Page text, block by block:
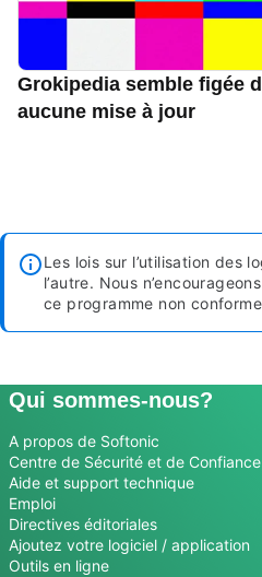
Grokipedia semble figée
aucune mise à jour
Les lois sur l’utilisation des
l’autre. Nous
ce programme non
Qui sommes-nous?
A propos de Softonic
Centre de Sécurité et de Confiance
Aide et support technique
Emploi
Directives éditoriales
Ajoutez votre logiciel / application
Outils en ligne